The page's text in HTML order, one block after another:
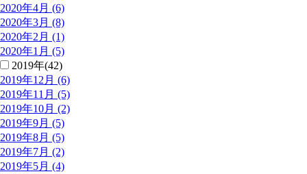
2020年4月 (6)
2020年3月 (8)
2020年2月 (1)
2020年1月 (5)
2019年(42)
2019年12月 (6)
2019年11月 (5)
2019年10月 (2)
2019年9月 (5)
2019年8月 (5)
2019年7月 (2)
2019年5月 (4)